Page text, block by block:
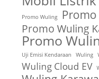
Promo Wuling
Promo Wuling
Promo
Uji Emisi Kendaraan Wuling
Wuling Cloud EV